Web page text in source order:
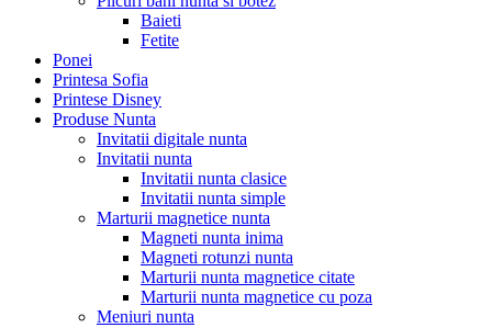
Baieti
Fetite
Ponei
Printesa Sofia
Printese Disney
Produse Nunta
Invitatii digitale nunta
Invitatii nunta
Invitatii nunta clasice
Invitatii nunta simple
Marturii magnetice nunta
Magneti nunta inima
Magneti rotunzi nunta
Marturii nunta magnetice citate
Marturii nunta magnetice cu poza
Meniuri nunta